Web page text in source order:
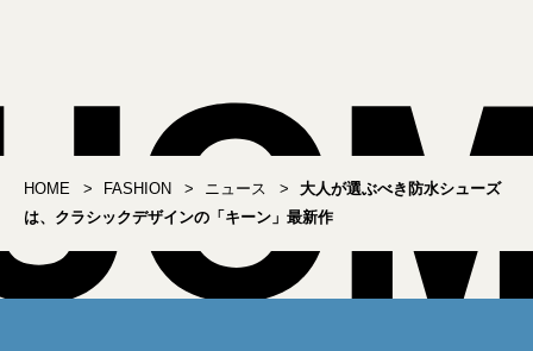
HOME FASHION ニュース
大人が選ぶべき防水シューズ
は、クラシックデザインの「キーン」最新作